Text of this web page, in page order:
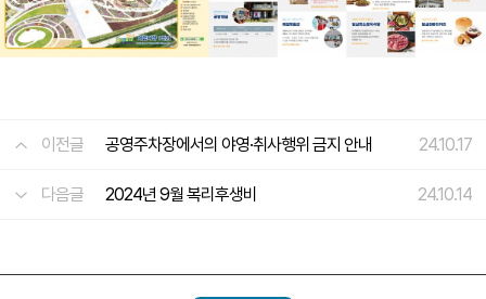
이전글 공영주차장에서의 야영·취사행위 금지 안내 24.10.17
다음글 2024년 9월 복리후생비 24.10.14